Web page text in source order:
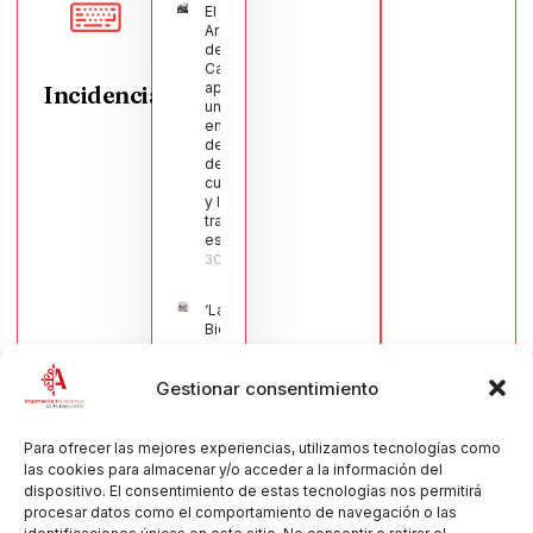
Gestionar consentimiento
Para ofrecer las mejores experiencias, utilizamos tecnologías como
las cookies para almacenar y/o acceder a la información del
dispositivo. El consentimiento de estas tecnologías nos permitirá
procesar datos como el comportamiento de navegación o las
Incidencias
El Pleno de
Argamasilla
de
Calatrava
aprueba
una moción
en defensa
del sector
de la
cuchillería
y la navaja
tradicional
española
30/07/2026
‘La
Bienvenida’,
estampa de
de la Virgen
Muñoz
Muñoz,
anuncia las
Fiestas
Patronales